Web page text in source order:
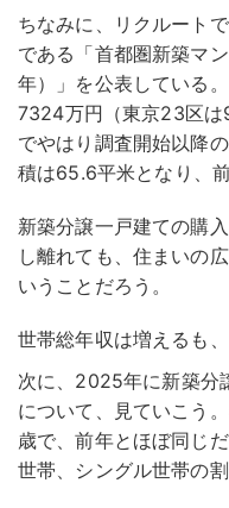
ちなみに、リクルート
である「首都圏新築マ
年）」を公表している
7324万円（東京23区は
でやはり調査開始以降
積は65.6平米となり、
新築分譲一戸建ての購
し離れても、住まいの
いうことだろう。
世帯総年収は増えるも
次に、2025年に新築分
について、見ていこう
歳で、前年とほぼ同じ
世帯、シングル世帯の